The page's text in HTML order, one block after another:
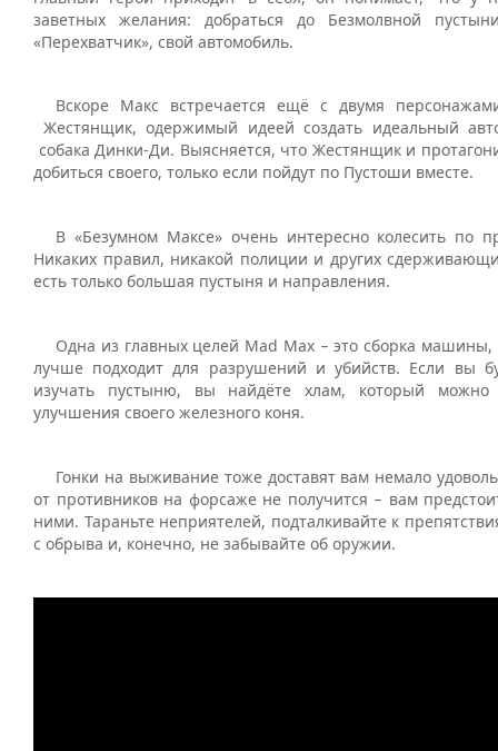
заветных желания: добраться до Безмолвной
«Перехватчик», свой автомобиль.
Вскоре Макс встречается ещё с двумя
Жестянщик, одержимый идеей создать идеальный
собака Динки-Ди. Выясняется, что Жестянщик и
добиться своего, только если пойдут по Пустоши вместе.
В «Безумном Максе» очень интересно колесить по
Никаких правил, никакой полиции и других
есть только большая пустыня и направления.
Одна из главных целей Mad Max – это сборка машины,
лучше подходит для разрушений и убийств. Если вы
изучать пустыню, вы найдёте хлам, который можно
улучшения своего железного коня.
Гонки на выживание тоже доставят вам немало
от противников на форсаже не получится – вам
ними. Тараньте неприятелей, подталкивайте к
с обрыва и, конечно, не забывайте об оружии.